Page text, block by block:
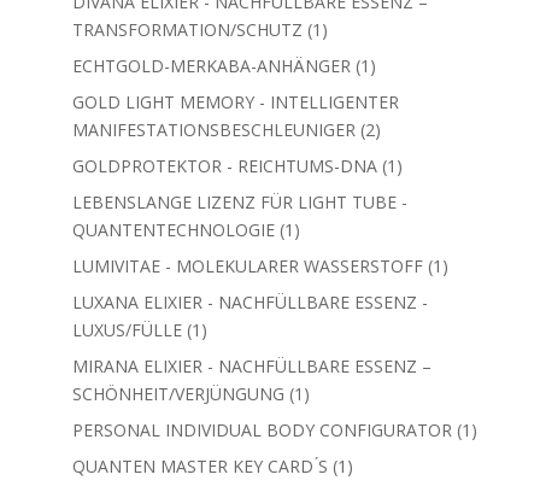
TRANSFORMATION/SCHUTZ 1 1
Produkt
ECHTGOLD-MERKABA-ANHÄNGER 1 1
Produkt
GOLD LIGHT MEMORY - INTELLIGENTER
MANIFESTATIONSBESCHLEUNIGER 22
Produkte
GOLDPROTEKTOR - REICHTUMS-DNA 1 1
Produkt
LEBENSLANGE LIZENZ FÜR LIGHT TUBE -
QUANTENTECHNOLOGIE 1 1
Produkt
LUMIVITAE - MOLEKULARER WASSERSTOFF 1 1
LUXANA ELIXIER - NACHFÜLLBARE ESSENZ -
LUXUS/FÜLLE 1 1
Produkt
MIRANA ELIXIER - NACHFÜLLBARE ESSENZ –
SCHÖNHEIT/VERJÜNGUNG 1 1
Produkt
PERSONAL INDIVIDUAL BODY CONFIGURATOR 1 1
QUANTEN MASTER KEY CARD ́S 1 1